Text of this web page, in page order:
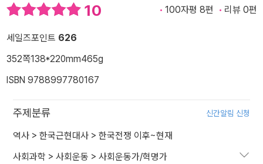
10 100자평 8편 리뷰 0편
세일즈포인트 626
352쪽138*220mm465g
ISBN 9788997780167
주제분류 신간알림 신청
역사 > 한국근현대사 > 한국전쟁 이후~현재
사회과학 > 사회운동 > 사회운동가/혁명가